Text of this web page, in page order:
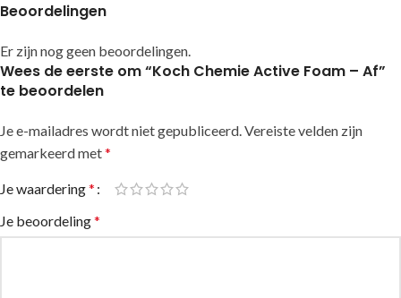
Beoordelingen
Er zijn nog geen beoordelingen.
Wees de eerste om “Koch Chemie Active Foam – Af”
te beoordelen
Je e-mailadres wordt niet gepubliceerd.Vereiste velden zijn
gemarkeerd met*
Je waardering*
Je beoordeling*
Alternative: